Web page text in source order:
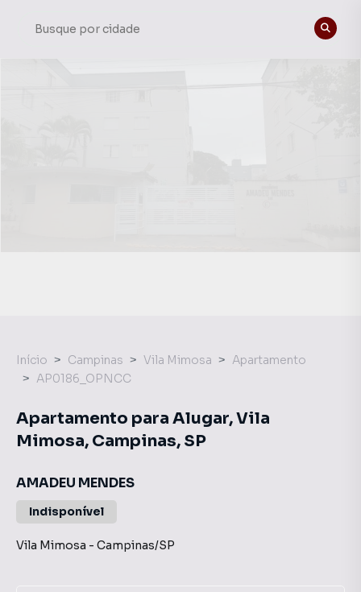
Início Campinas Vila Mimosa
Apartamento
AP0186_OPNCC
Apartamento para Alugar, Vila
Mimosa, Campinas, SP
AMADEU MENDES
Indisponível
Vila Mimosa - Campinas/SP